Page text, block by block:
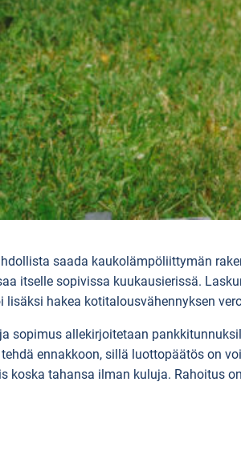
saada kaukolämpöliittymän
itselle sopivissa kuukausierissä.
hakea kotitalousvähennyksen
sopimus allekirjoitetaan
ennakkoon, sillä luottopäätös on
koska tahansa ilman kuluja. Rahoitus